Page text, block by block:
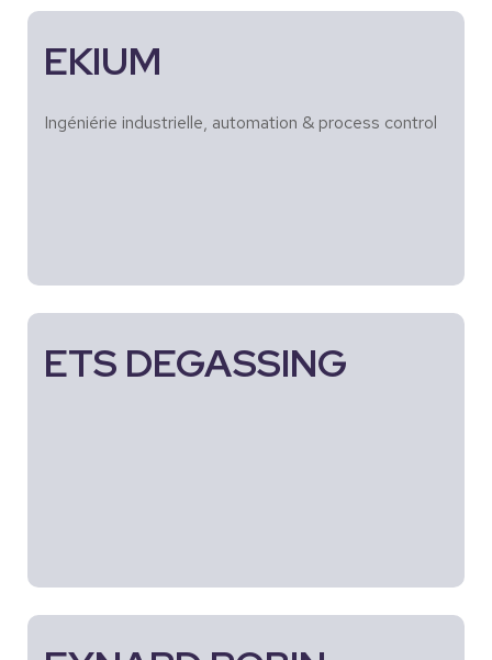
EKIUM
Ingéniérie industrielle, automation & process control
ETS DEGASSING